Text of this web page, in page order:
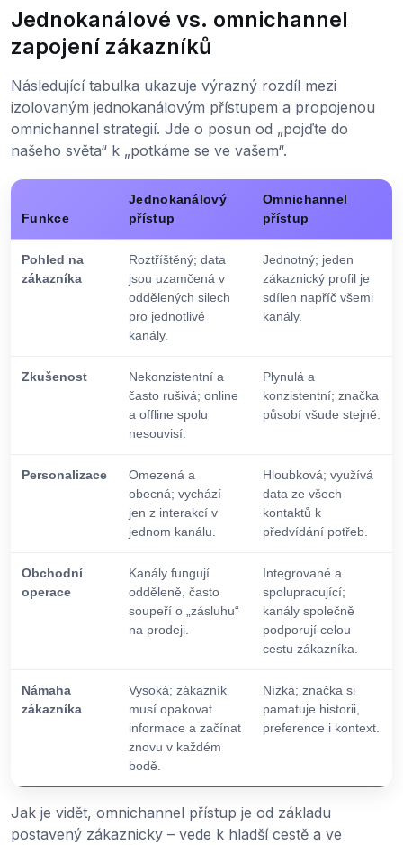
Jednokanálové vs. omnichannel
zapojení zákazníků
Následující tabulka ukazuje výrazný rozdíl mezi
izolovaným jednokanálovým přístupem a propojenou
omnichannel strategií. Jde o posun od „pojďte do
našeho světa“ k „potkáme se ve vašem“.
Funkce
Jednokanálový
přístup
Omnichannel
přístup
Pohled na
zákazníka
Roztříštěný; data
jsou uzamčená v
oddělených silech
pro jednotlivé
kanály.
Jednotný; jeden
zákaznický profil je
sdílen napříč všemi
kanály.
Zkušenost
Nekonzistentní a
často rušivá; online
a offline spolu
nesouvisí.
Plynulá a
konzistentní; značka
působí všude stejně.
Personalizace
Omezená a
obecná; vychází
jen z interakcí v
jednom kanálu.
Hloubková; využívá
data ze všech
kontaktů k
předvídání potřeb.
Obchodní
operace
Kanály fungují
odděleně, často
soupeří o „zásluhu“
na prodeji.
Integrované a
spolupracující;
kanály společně
podporují celou
cestu zákazníka.
Námaha
zákazníka
Vysoká; zákazník
musí opakovat
informace a začínat
znovu v každém
bodě.
Nízká; značka si
pamatuje historii,
preference i kontext.
Jak je vidět, omnichannel přístup je od základu
postavený zákaznicky – vede k hladší cestě a ve